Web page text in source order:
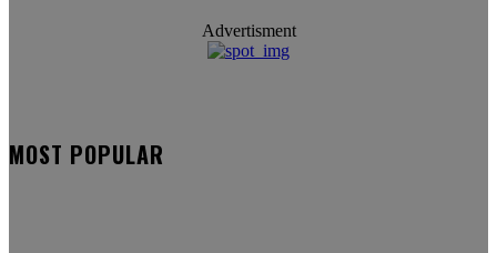
Advertisment
MOST POPULAR